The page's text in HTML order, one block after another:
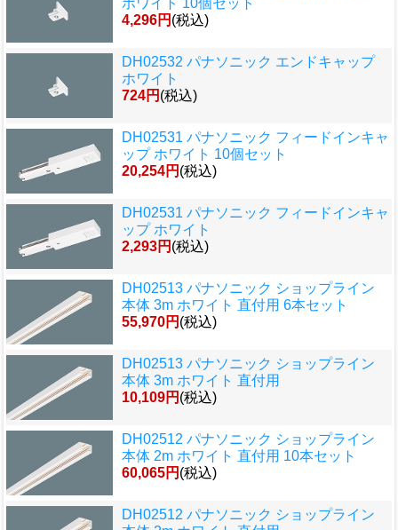
4,296円 (税込)
DH02532 パナソニック エンドキャップ
ホワイト
724円 (税込)
DH02531 パナソニック フィードインキャ
ップ ホワイト 10個セット
20,254円 (税込)
DH02531 パナソニック フィードインキャ
ップ ホワイト
2,293円 (税込)
DH02513 パナソニック ショップライン
本体 3m ホワイト 直付用 6本セット
55,970円 (税込)
DH02513 パナソニック ショップライン
本体 3m ホワイト 直付用
10,109円 (税込)
DH02512 パナソニック ショップライン
本体 2m ホワイト 直付用 10本セット
60,065円 (税込)
DH02512 パナソニック ショップライン